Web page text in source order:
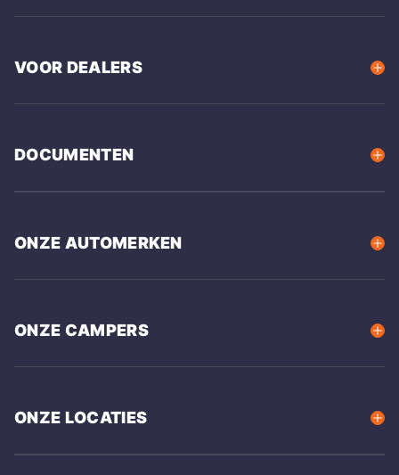
VOOR DEALERS
DOCUMENTEN
ONZE AUTOMERKEN
ONZE CAMPERS
ONZE LOCATIES